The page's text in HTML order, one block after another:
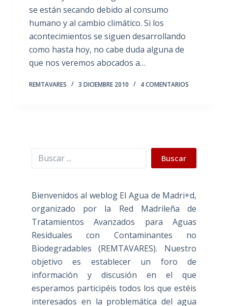
se están secando debido al consumo
humano y al cambio climático. Si los
acontecimientos se siguen desarrollando
como hasta hoy, no cabe duda alguna de
que nos veremos abocados a…
REMTAVARES 3 DICIEMBRE 2010 4 COMENTARIOS
Buscar Buscar
Bienvenidos al weblog El Agua de Madri+d,
organizado por la Red Madrileña de
Tratamientos Avanzados para Aguas
Residuales con Contaminantes no
Biodegradables (REMTAVARES). Nuestro
objetivo es establecer un foro de
información y discusión en el que
esperamos participéis todos los que estéis
interesados en la problemática del agua